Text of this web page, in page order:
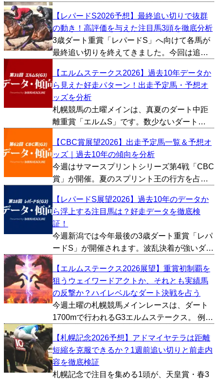
週前の内容などから総合的に好調馬を判断
し、とくに評価が高かった馬を3頭ピックアッ
プしました。...
【レパードS2026予想】最終追い切りで抜群
の動き！高評価を与えた注目馬3頭を徹底分析
3歳ダート重賞「レパードS」へ向けて各馬が
最終追い切りを終えてきました。今回は追い
的に好調馬を判断し、とくに評価が高かった
馬を3頭ピックアップしました。 メルカント
ゥール（牡3、...
【エルムステークス2026】過去10年データか
ら見えた好走パターン！出走予定馬・予想オ
ッズを分析
札幌競馬の土曜メインは、真夏のダート中距
離重賞「エルムS」です。数少ないダート
もあり、コース適性や、距離適性を絡めた予
想をする必要がありそうです。ということで
今回は過去10年間...
【CBC賞展望2026】出走予定馬一覧＆予想オ
ッズ｜過去10年の傾向を分析
今週はサマースプリントシリーズ第4戦「CBC
賞」が開催。夏のスプリント王の行方を占う
去10年間のデータをもとにCBC賞の傾向を探
っていきたいと思います。 ■上位人気が不
振、穴馬の選...
【レパードS展望2026】過去10年のデータか
ら浮上する注目馬は？好走データを徹底検
証！
今週新潟では今年最後の3歳ダート重賞「レパ
ードS」が開催されます。波乱決着が強いダー
す。今回は過去10年間のデータをもとにレパ
ードSの傾向を探っていきたいと思います。 ■
上位人気の...
【エルムステークス2026展望】重賞初制覇を
狙うウェイワードアクトか、それとも実績馬
の反撃か？ハイレベルなダート決戦を占う
今週土曜の札幌競馬メインレースは、ダート
1700mで行われるG3エルムステークス。 例年
が、今年は近年の中でも屈指といえるほどメ
ンバーが充実。勢い十分の上がり馬と実績馬
が真正面から激...
【札幌記念2026予想】アドマイヤテラは距離
短縮を克服できるか？1週前追い切りと前走内
容を徹底検証
札幌記念で注目を集める1頭が、天皇賞・春3